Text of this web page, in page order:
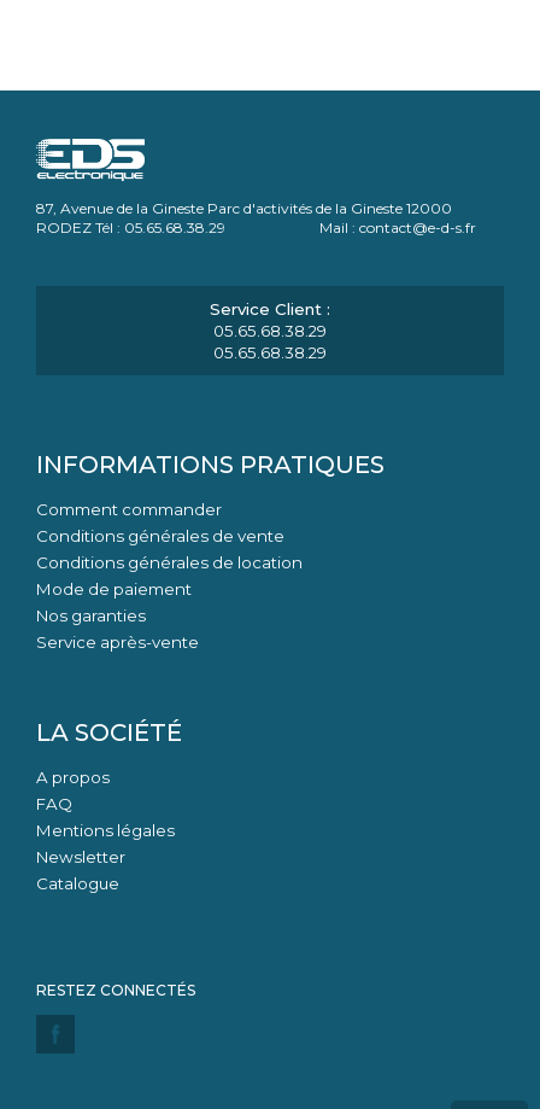
87, Avenue de la Gineste Parc d'activités de la Gineste 12000
RODEZ Tél : 05.65.68.38.29 Mail : contact@e-d-s.fr
05.65.68.38.29
05.65.68.38.29
INFORMATIONS PRATIQUES
Comment commander
Conditions générales de vente
Conditions générales de location
Mode de paiement
Nos garanties
Service après-vente
LA SOCIÉTÉ
A propos
FAQ
Mentions légales
Newsletter
Catalogue